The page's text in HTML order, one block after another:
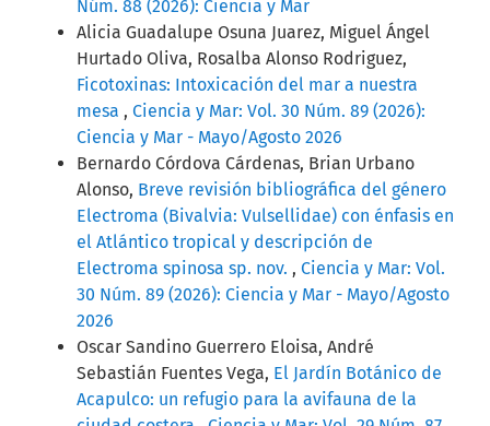
Núm. 88 (2026): Ciencia y Mar
Alicia Guadalupe Osuna Juarez, Miguel Ángel
Hurtado Oliva, Rosalba Alonso Rodriguez,
Ficotoxinas: Intoxicación del mar a nuestra
mesa , Ciencia y Mar: Vol. 30 Núm. 89 (2026):
Ciencia y Mar - Mayo/Agosto 2026
Bernardo Córdova Cárdenas, Brian Urbano
Alonso, Breve revisión bibliográfica del género
Electroma (Bivalvia: Vulsellidae) con énfasis en
el Atlántico tropical y descripción de
Electroma spinosa sp. nov. , Ciencia y Mar: Vol.
30 Núm. 89 (2026): Ciencia y Mar - Mayo/Agosto
2026
Oscar Sandino Guerrero Eloisa, André
Sebastián Fuentes Vega, El Jardín Botánico de
Acapulco: un refugio para la avifauna de la